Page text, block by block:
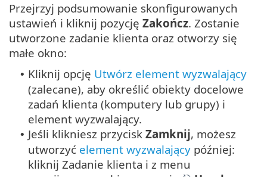
Przejrzyj podsumowanie skonfigurowanych
ustawień i kliknij pozycję Zakończ. Zostanie
utworzone zadanie klienta oraz otworzy się
małe okno:
• Kliknij opcję Utwórz element wyzwalający
(zalecane), aby określić obiekty docelowe
zadań klienta (komputery lub grupy) i
element wyzwalający.
• Jeśli klikniesz przycisk Zamknij, możesz
utworzyć element wyzwalający później:
kliknij Zadanie klienta i z menu